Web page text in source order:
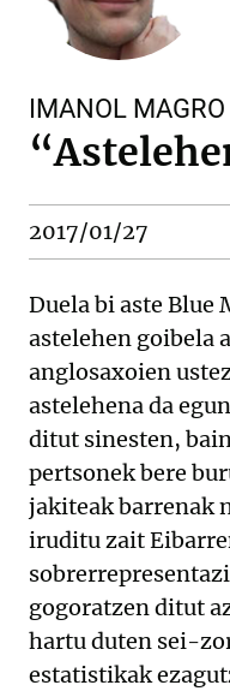
IMANOL MAGRO
2017/01/27
Duela bi aste Blue
astelehen goibela
anglosaxoien
astelehena da
ditut sinesten,
pertsonek bere
jakiteak barrenak
iruditu zait
gogoratzen ditut
hartu duten sei-
estatistikak